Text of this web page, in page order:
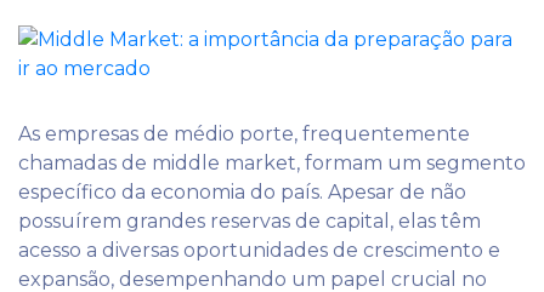
As empresas de médio porte, frequentemente
chamadas de middle market, formam um segmento
específico da economia do país. Apesar de não
possuírem grandes reservas de capital, elas têm
acesso a diversas oportunidades de crescimento e
expansão, desempenhando um papel crucial no